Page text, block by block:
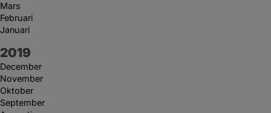
Mars
Februari
Januari
År:
2019
December
November
Oktober
September